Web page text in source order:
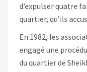
d’expulser quatre
quartier, qu’ils
En 1982, les
engagé une
du quartier de